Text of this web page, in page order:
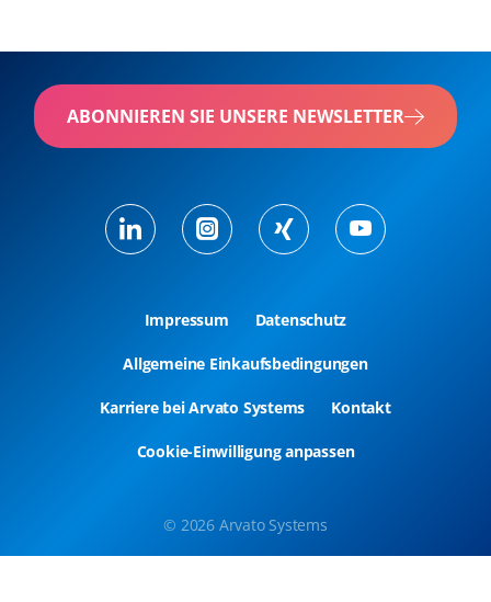
ABONNIEREN SIE UNSERE NEWSLETTER
Impressum Datenschutz
Allgemeine Einkaufsbedingungen
Karriere bei Arvato Systems Kontakt
Cookie-Einwilligung anpassen
© 2026 Arvato Systems